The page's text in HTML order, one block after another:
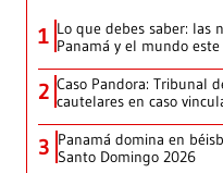
1 Lo que debes saber: las
Panamá y el mundo
2 Caso Pandora: Tribunal
cautelares en caso
3 Panamá domina en
Santo Domingo 2026